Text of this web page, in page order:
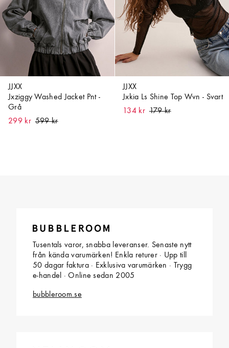
JJXX
Jxziggy Washed Jacket Pnt -
Grå
299 kr
JJXX
Jxkia Ls Shine Top Wvn - Svart
134 kr
Tusentals varor, snabba leveranser. Senaste nytt
från kända varumärken! Enkla returer · Upp till
50 dagar faktura · Exklusiva varumärken · Trygg
e-handel · Online sedan 2005
bubbleroom.se